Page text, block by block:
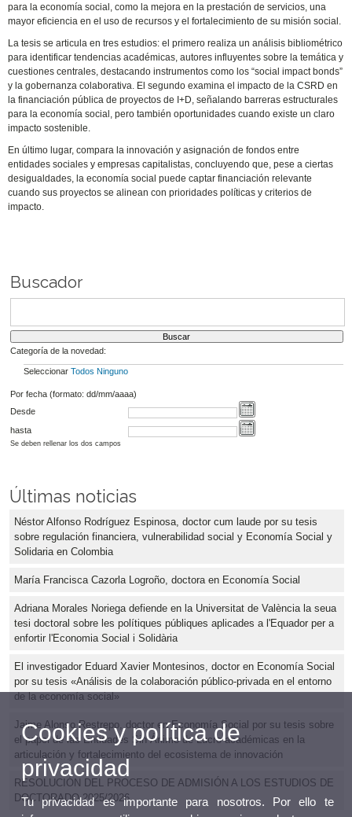
para la economía social, como la mejora en la prestación de servicios, una
mayor eficiencia en el uso de recursos y el fortalecimiento de su misión social.
La tesis se articula en tres estudios: el primero realiza un análisis bibliométrico
para identificar tendencias académicas, autores influyentes sobre la temática y
cuestiones centrales, destacando instrumentos como los “social impact bonds”
y la gobernanza colaborativa. El segundo examina el impacto de la CSRD en
la financiación pública de proyectos de I+D, señalando barreras estructurales
para la economía social, pero también oportunidades cuando existe un claro
impacto sostenible.
En último lugar, compara la innovación y asignación de fondos entre
entidades sociales y empresas capitalistas, concluyendo que, pese a ciertas
desigualdades, la economía social puede captar financiación relevante
cuando sus proyectos se alinean con prioridades políticas y criterios de
impacto.
Buscador
Categoría de la novedad:
Seleccionar Todos Ninguno
Por fecha (formato: dd/mm/aaaa)
Desde
hasta
Se deben rellenar los dos campos
Últimas noticias
Néstor Alfonso Rodríguez Espinosa, doctor cum laude por su tesis
sobre regulación financiera, vulnerabilidad social y Economía Social y
Solidaria en Colombia
María Francisca Cazorla Logroño, doctora en Economía Social
Adriana Morales Noriega defiende en la Universitat de València la seua
tesi doctoral sobre les polítiques públiques aplicades a l'Equador per a
enfortir l'Economia Social i Solidària
El investigador Eduard Xavier Montesinos, doctor en Economía Social
por su tesis «Análisis de la colaboración público-privada en el entorno
de la economía social»
Jaime Alonso Restrepo, doctor en Economía Social por su tesis sobre
el papel de las Entidades Sin Ánimo de Lucro académicas en la
articulación y fortalecimiento del ecosistema de innovación
RESOLUCIÓN DEL PROCESO DE ADMISIÓN A LOS ESTUDIOS DE
DOCTORADO 2025/2026
Cookies y política de
privacidad
Tu privacidad es importante para nosotros. Por ello te